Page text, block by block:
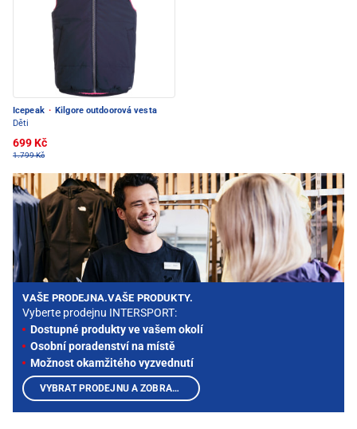
Icepeak · Kilgore outdoorová vesta
Děti
699 Kč
1.799 Kč
VAŠE PRODEJNA.VAŠE PRODUKTY.
Vyberte prodejnu INTERSPORT:
Dostupné produkty ve vašem okolí
Osobní poradenství na místě
Možnost okamžitého vyzvednutí
VYBRAT PRODEJNU A ZOBRAZIT PRODUKTY